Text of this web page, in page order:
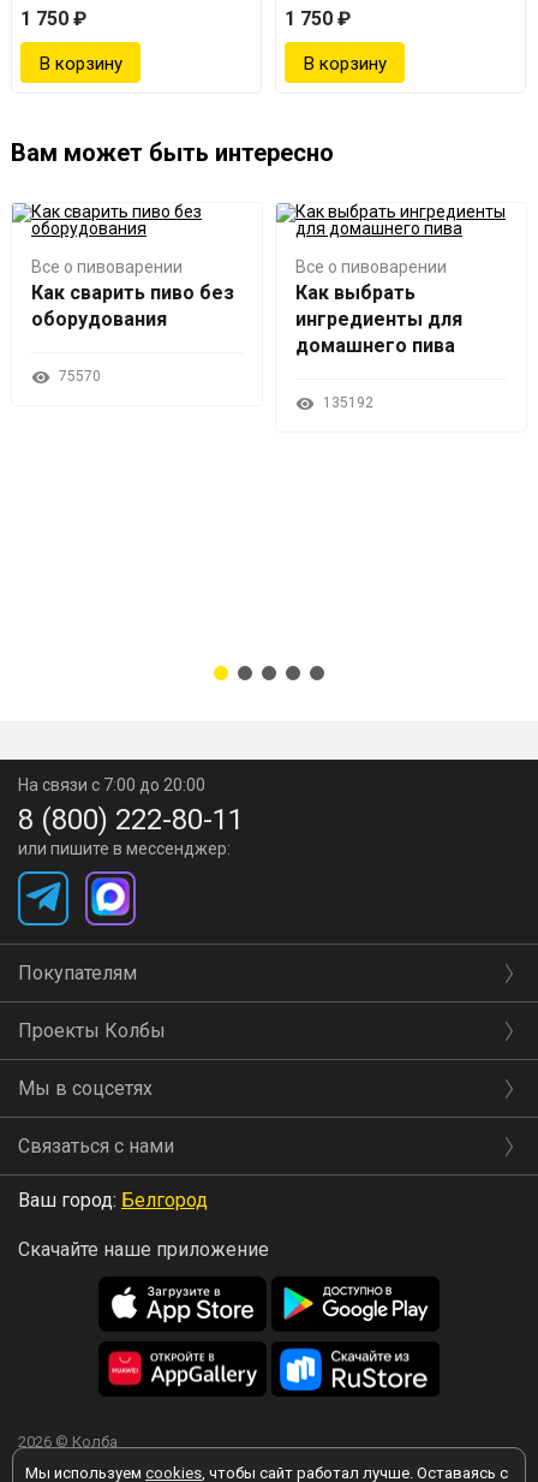
1 750 ₽
1 750 ₽
Вам может быть интересно
Все о пивоварении
Как сварить пиво без
оборудования
75570
Все о пивоварении
Как выбрать
ингредиенты для
домашнего пива
135192
Мы используем cookies, чтобы сайт работал лучше. Оставаясь с
На связи с 7:00 до 20:00
8 (800) 222-80-11
или пишите в мессенджер:
Покупателям
Проекты Колбы
Мы в соцсетях
Связаться с нами
Ваш город: Белгород
Скачайте наше приложение
2026 © Колба